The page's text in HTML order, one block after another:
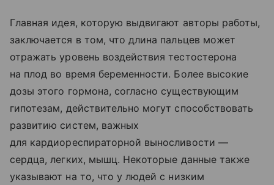
Главная идея, которую выдвигают авторы работы,
заключается в том, что длина пальцев может
отражать уровень воздействия тестостерона
на плод во время беременности. Более высокие
дозы этого гормона, согласно существующим
гипотезам, действительно могут способствовать
развитию систем, важных
для кардиореспираторной выносливости —
сердца, легких, мышц. Некоторые данные также
указывают на то, что у людей с низким